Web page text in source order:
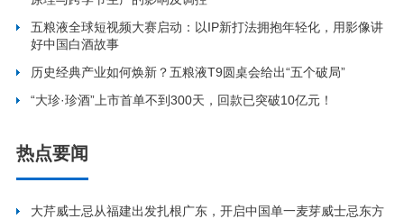
五粮液全球短视频大赛启动：以IP新打法拥抱年轻化，用影像讲
好中国白酒故事
历史经典产业如何焕新？五粮液T9圆桌会给出“五个破局”
“大珍·珍酒”上市首单不到300天，回款已突破10亿元！
热点要闻
大芹威士忌从福建出发扎根广东，开启中国单一麦芽威士忌东方